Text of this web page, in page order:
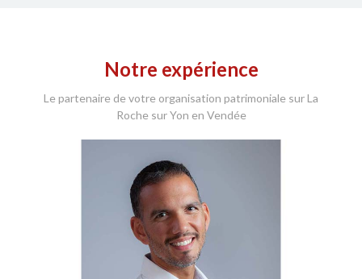
Notre expérience
Le partenaire de votre organisation patrimoniale sur La
Roche sur Yon en Vendée